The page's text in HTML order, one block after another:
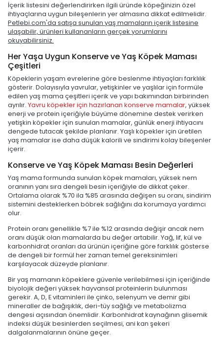
İçerik listesini değerlendirirken ilgili üründe köpeğinizin özel
ihtiyaçlarına uygun bileşenlerin yer almasına dikkat edilmelidir.
Petlebi.com'da satışa sunulan yaş mamaların içerik listesine
ulaşabilir, ürünleri kullananların gerçek yorumlarını
okuyabilirsiniz.
Her Yaşa Uygun Konserve ve Yaş Köpek Maması
Çeşitleri
Köpeklerin yaşam evrelerine göre beslenme ihtiyaçları farklılık
gösterir. Dolayısıyla yavrular, yetişkinler ve yaşlılar için formüle
edilen yaş mama çeşitleri içerik ve yapı bakımından birbirinden
ayrılır. Yavru köpekler için hazırlanan konserve mamalar, yüksek
enerji ve protein içeriğiyle büyüme dönemine destek verirken
yetişkin köpekler için sunulan mamalar, günlük enerji ihtiyacını
dengede tutacak şekilde planlanır. Yaşlı köpekler için üretilen
yaş mamalar ise daha düşük kalorili ve sindirimi kolay bileşenler
içerir.
Konserve ve Yaş Köpek Maması Besin Değerleri
Yaş mama formunda sunulan köpek mamaları, yüksek nem
oranının yanı sıra dengeli besin içeriğiyle de dikkat çeker.
Ortalama olarak %70 ila %85 arasında değişen su oranı, sindirim
sistemini desteklerken böbrek sağlığını da korumaya yardımcı
olur.
Protein oranı genellikle %7 ile %12 arasında değişir ancak nem
oranı düşük olan mamalarda bu değer artabilir. Yağ, lif, kül ve
karbonhidrat oranları da ürünün içeriğine göre farklılık gösterse
de dengeli bir formül her zaman temel gereksinimleri
karşılayacak düzeyde planlanır.
Bir yaş mamanın köpeklere güvenle verilebilmesi için içeriğinde
biyolojik değeri yüksek hayvansal proteinlerin bulunması
gerekir. A, D, E vitaminleri ile çinko, selenyum ve demir gibi
mineraller de bağışıklık, deri-tüy sağlığı ve metabolizma
dengesi açısından önemlidir. Karbonhidrat kaynağının glisemik
indeksi düşük besinlerden seçilmesi, ani kan şekeri
dalgalanmalarının önüne geçer.